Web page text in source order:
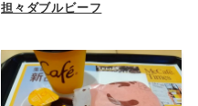
担々ダブルビーフ